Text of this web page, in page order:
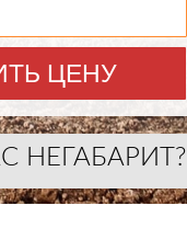
ЦЕНУ
НЕГАБАРИТ?